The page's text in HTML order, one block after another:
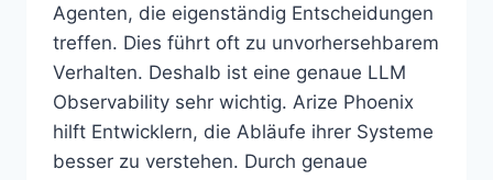
Agenten, die eigenständig Entscheidungen
treffen. Dies führt oft zu unvorhersehbarem
Verhalten. Deshalb ist eine genaue LLM
Observability sehr wichtig. Arize Phoenix
hilft Entwicklern, die Abläufe ihrer Systeme
besser zu verstehen. Durch genaue